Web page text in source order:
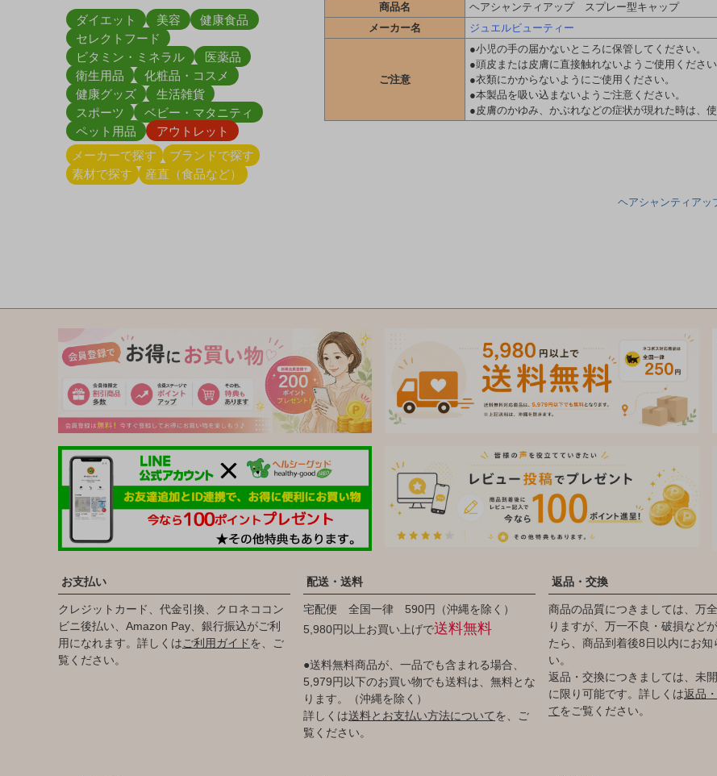
ダイエット 美容
健康食品
セレクトフード
ビタミン・ミネラル
医薬品
衛生用品
化粧品・コスメ
健康グッズ
生活雑貨
スポーツ
ベビー・マタニティ
ペット用品
アウトレット
メーカーで探す
ブランドで探す
素材で探す
産直（食品など）
商品名
ヘアシャンティアップ スプレー型キャップ
メーカー名
ジュエルビューティー
ご注意
●小児の手の届かないところに保管してください。
●頭皮または皮膚に直接触れないようご使用ください
●衣類にかからないようにご使用ください。
●本製品を吸い込まないようご注意ください。
●皮膚のかゆみ、かぶれなどの症状が現れた時は、
ヘアシャンティア
お支払い
クレジットカード、代金引換、クロネココン
ビニ後払い、Amazon Pay、銀行振込がご利
用になれます。詳しくはご利用ガイドを、ご
覧ください。
配送・送料
宅配便 全国一律 590円（沖縄を除く）
5,980円以上お買い上げで送料無料
●送料無料商品が、一品でも含まれる場合、
5,979円以下のお買い物でも送料は、無料とな
ります。（沖縄を除く）
詳しくは送料とお支払い方法についてを、ご
覧ください。
返品・交換
商品の品質につきましては、万
りますが、万一不良・破損など
たら、商品到着後8日以内にお知
い。
返品・交換につきましては、未
に限り可能です。詳しくは返品
てをご覧ください。